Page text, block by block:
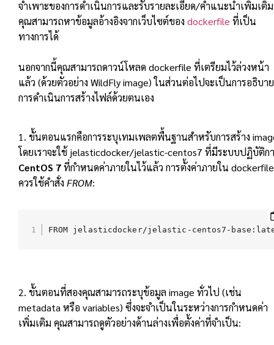
จำเพาะของการดำเนินการและรับรายละเอียด/คำแนะนำเพิ่มเติม
คุณสามารถหาข้อมูลอ้างอิงจากเว็บไซต์ของ dockerfile ที่เป็น
ทางการได้
นอกจากนี้คุณสามารถดาวน์โหลด dockerfile ที่เตรียมไว้ล่วงหน้า
แล้ว (ด้วยตัวอย่าง WildFly image) ในส่วนต่อไปจะเป็นการอธิบาย
การดำเนินการสร้างไฟล์ด้วยตนเอง
1. ขั้นตอนแรกคือการระบุเทมเพลตพื้นฐานสำหรับการสร้าง
โดยเราจะใช้ jelasticdocker/jelastic-centos7 ที่มีระบบปฏิบัติก
CentOS 7ที่กำหนดค่าภายในไว้แล้ว การตั้งค่าภายใน dockerfile
ควรใช้คำสั่ง FROM:
FROM jelasticdocker/jelastic-centos7-
2. ขั้นตอนที่สองคุณสามารถระบุข้อมูล image ทั่วไป (เช่น
metadata หรือ variables) ซึ่งจะจำเป็นในระหว่างการกำหนดค่า
เพิ่มเติม คุณสามารถดูตัวอย่างด้านล่างเพื่อตั้งค่าที่จำเป็น: